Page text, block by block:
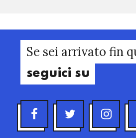
Se sei arrivato fin
seguici su